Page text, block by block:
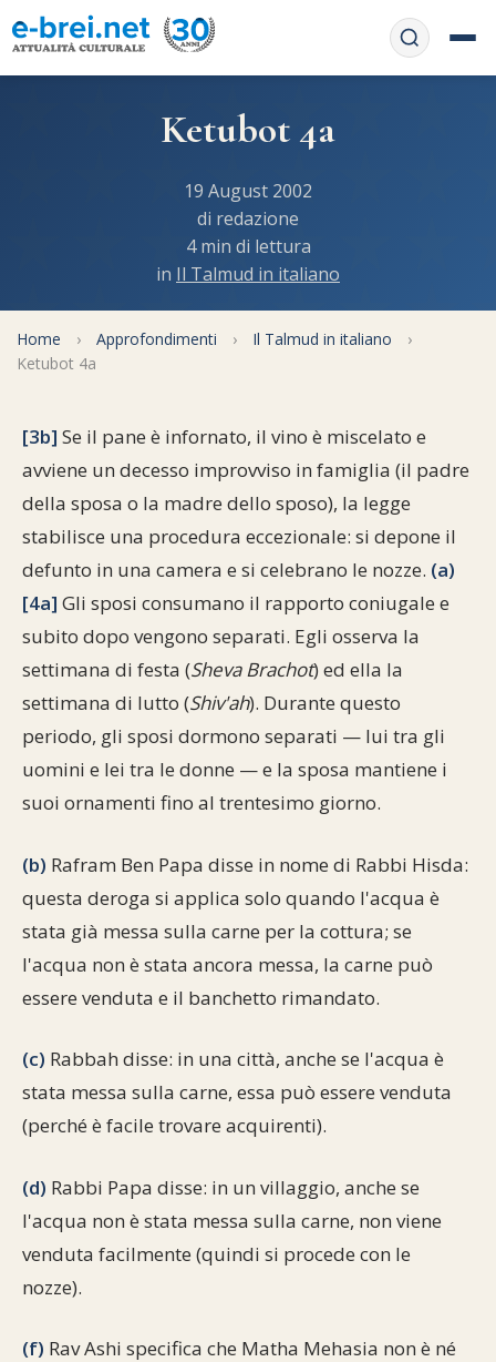
APP web
Informativa Privacy
Libri di preghiera
Regole di Halachà
La tradizione orale
Filosofia e Pensiero
Documenti storici
Servizi on-
line
Orari di Shabbat
Convertitore di date
Vendita del chametz
F.A.Q.
Mappa del sito
Cucina tipica
Perle dal Talmud
Umorismo e simpatia
10 comandamenti
Approfondimenti
Cultura e società
Storia millenaria
Personaggi celebri
Sbirciamo Eretz Israel
Tanach
Il Talmud in italiano
Opere di Maimonide
Partecipa Comunità ebraiche
Turismo in Italia
Parliamone
it.cultura.ebraica
Netiquette
Scambio di link
Dal nostro archivio
Ketubot 4a
19 August 2002
di redazione
4 min di lettura
in Il Talmud in italiano
Home › Approfondimenti › Il Talmud in italiano
›
Ketubot 4a
[3b] Se il pane è infornato, il vino è miscelato e
avviene un decesso improvviso in famiglia (il padre
della sposa o la madre dello sposo), la legge
stabilisce una procedura eccezionale: si depone il
defunto in una camera e si celebrano le nozze. (a)
[4a] Gli sposi consumano il rapporto coniugale e
subito dopo vengono separati. Egli osserva la
settimana di festa (Sheva Brachot) ed ella la
settimana di lutto (Shiv'ah). Durante questo
periodo, gli sposi dormono separati — lui tra gli
uomini e lei tra le donne — e la sposa mantiene i
suoi ornamenti fino al trentesimo giorno.
(b) Rafram Ben Papa disse in nome di Rabbi Hisda:
questa deroga si applica solo quando l'acqua è
stata già messa sulla carne per la cottura; se
l'acqua non è stata ancora messa, la carne può
essere venduta e il banchetto rimandato.
(c) Rabbah disse: in una città, anche se l'acqua è
stata messa sulla carne, essa può essere venduta
(perché è facile trovare acquirenti).
(d) Rabbi Papa disse: in un villaggio, anche se
l'acqua non è stata messa sulla carne, non viene
venduta facilmente (quindi si procede con le
nozze).
(f) Rav Ashi specifica che Matha Mehasia non è né